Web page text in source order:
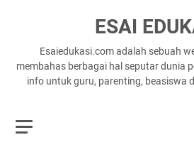
ESAI
Esaiedukasi.com adalah sebuah
membahas berbagai hal seputar dunia
info untuk guru, parenting, beasiswa